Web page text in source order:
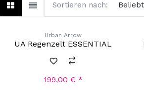
Sortieren nach:
Urban Arrow
UA Regenzelt ESSENTIAL
199,00 € *